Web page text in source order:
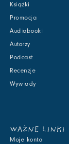
Książki
Promocja
Audiobooki
Autorzy
Podcast
Recenzje
Wywiady
WAŻNE LINKI
Moje konto